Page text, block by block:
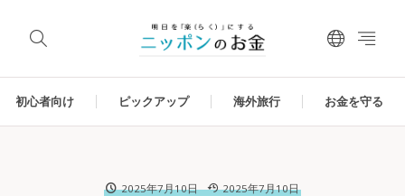
初心者向け ピックアップ 海外旅行 お金を守る
2025年7月10日 2025年7月10日